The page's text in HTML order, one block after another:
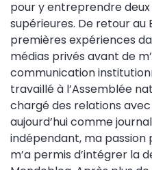
pour y entreprendre deux
supérieures. De retour au
premières expériences
médias privés avant de
communication
travaillé à l’Assemblée
chargé des relations
aujourd’hui comme
indépendant, ma passion
m’a permis d’intégrer la